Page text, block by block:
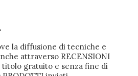
la diffusione di tecniche e
attraverso RECENSIONI
gratuito e senza fine di